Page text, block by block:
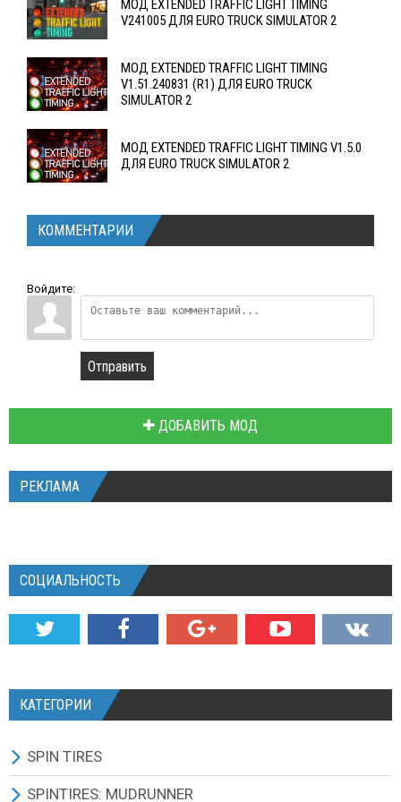
МОД EXTENDED TRAFFIC LIGHT TIMING
V241005 ДЛЯ EURO TRUCK SIMULATOR 2
МОД EXTENDED TRAFFIC LIGHT TIMING
V1.51.240831 (R1) ДЛЯ EURO TRUCK
SIMULATOR 2
МОД EXTENDED TRAFFIC LIGHT TIMING V1.5.0
ДЛЯ EURO TRUCK SIMULATOR 2
КОММЕНТАРИИ
Войдите:
Отправить
ДОБАВИТЬ МОД
РЕКЛАМА
СОЦИАЛЬНОСТЬ
КАТЕГОРИИ
SPIN TIRES
СКАЧАТЬ ИГРУ
SPINTIRES: MUDRUNNER